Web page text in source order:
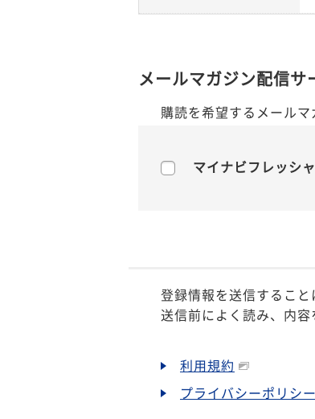
メールマガジン配信サ
購読を希望するメールマ
マイナビフレッシ
登録情報を送信すること
送信前によく読み、内容
利用規約
プライバシーポリシー